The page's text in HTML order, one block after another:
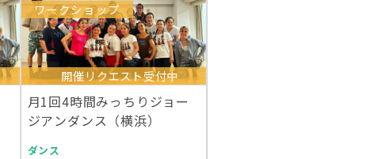
ワークショップ
開催リクエスト受付中
月1回4時間みっちりジョー
ジアンダンス（横浜）
ダンス